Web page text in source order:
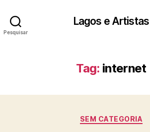
Pesquisar
Lagos e Artistas
Tag: internet
Categorias
SEM CATEGORIA